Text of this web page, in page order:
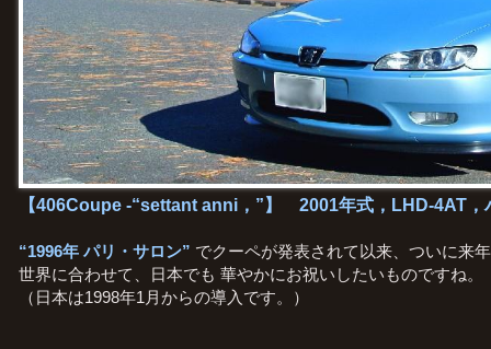
【406Coupe -“settant anni，”】 2001年式，LHD-4AT，
“1996年 パリ・サロン” でクーペが発表されて以来、ついに来
世界に合わせて、日本でも 華やかにお祝いしたいものですね。
（日本は1998年1月からの導入です。）